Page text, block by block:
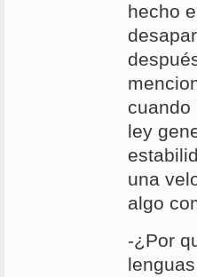
hecho
cuando
ley
una
algo
-¿Por